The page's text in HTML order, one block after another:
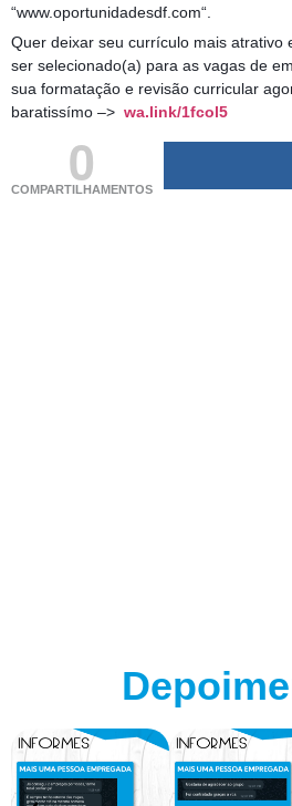
“www.oportunidadesdf.com“.
Quer deixar seu currículo mais atrativo
ser selecionado(a) para as vagas de
sua formatação e revisão curricular
baratissímo –> wa.link/1fcol5
0
COMPARTILHAMENTOS